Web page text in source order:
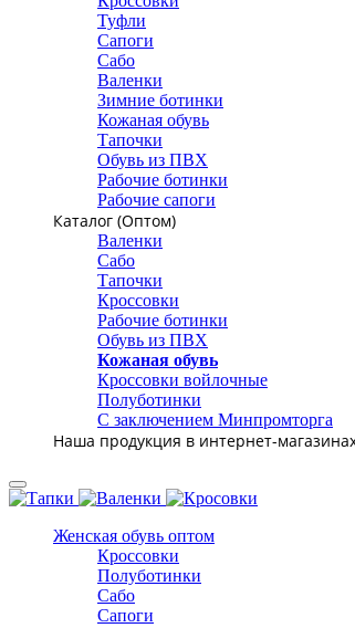
Туфли
Сапоги
Сабо
Валенки
Зимние ботинки
Кожаная обувь
Тапочки
Обувь из ПВХ
Рабочие ботинки
Рабочие сапоги
Каталог (Оптом)
Валенки
Сабо
Тапочки
Кроссовки
Рабочие ботинки
Обувь из ПВХ
Кожаная обувь
Кроссовки войлочные
Полуботинки
С заключением Минпромторга
Наша продукция в интернет-
Женская обувь оптом
Кроссовки
Полуботинки
Сабо
Сапоги